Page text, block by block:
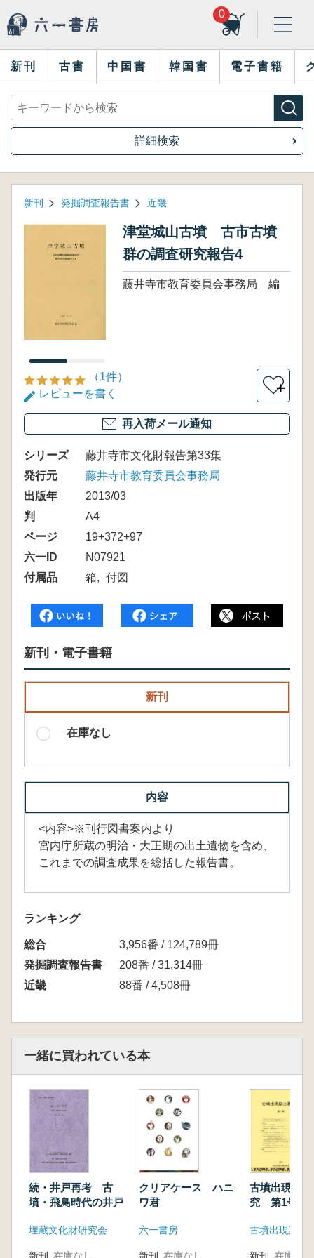
0
新刊 古書 中国書 韓国書 電子書籍
詳細検索
新刊 発掘調査報告書 近畿
津堂城山古墳 古市古墳
群の調査研究報告4
藤井寺市教育委員会事務局 編
（1件）
レビューを書く
＋
再入荷メール通知
シリーズ
藤井寺市文化財報告第33集
発行元
藤井寺市教育委員会事務局
出版年
2013/03
判
A4
ページ
19+372+97
六一ID
N07921
付属品
箱 付図
新刊・電子書籍
新刊
在庫なし
内容
<内容>※刊行図書案内より
宮内庁所蔵の明治・大正期の出土遺物を含め、
これまでの調査成果を総括した報告書。
ランキング
総合
3,956番 / 124,789冊
発掘調査報告書
208番 / 31,314冊
近畿
88番 / 4,508冊
一緒に買われている本
続・井戸再考 古
墳・飛鳥時代の井戸
埋蔵文化財研究会
クリアケース ハニ
ワ君
六一書房
古墳出現期
究 第1号
古墳出現期土